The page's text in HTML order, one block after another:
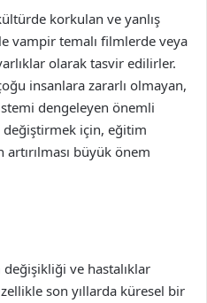
korkulan ve yanlış
vampir temalı filmlerde veya
olarak tasvir edilirler.
insanlara zararlı olmayan,
dengeleyen önemli
değiştirmek için, eğitim
büyük önem
değişikliği ve hastalıklar
son yıllarda küresel bir